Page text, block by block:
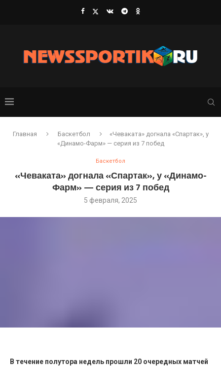
Главная Баскетбол
«Чеваката» догнала «Спартак», у
«Динамо-Фарм» — серия из 7 побед
Баскетбол
«Чеваката» догнала «Спартак», у «Динамо-
Фарм» — серия из 7 побед
5 февраля, 2025
В течение полутора недель прошли 20 очередных матчей